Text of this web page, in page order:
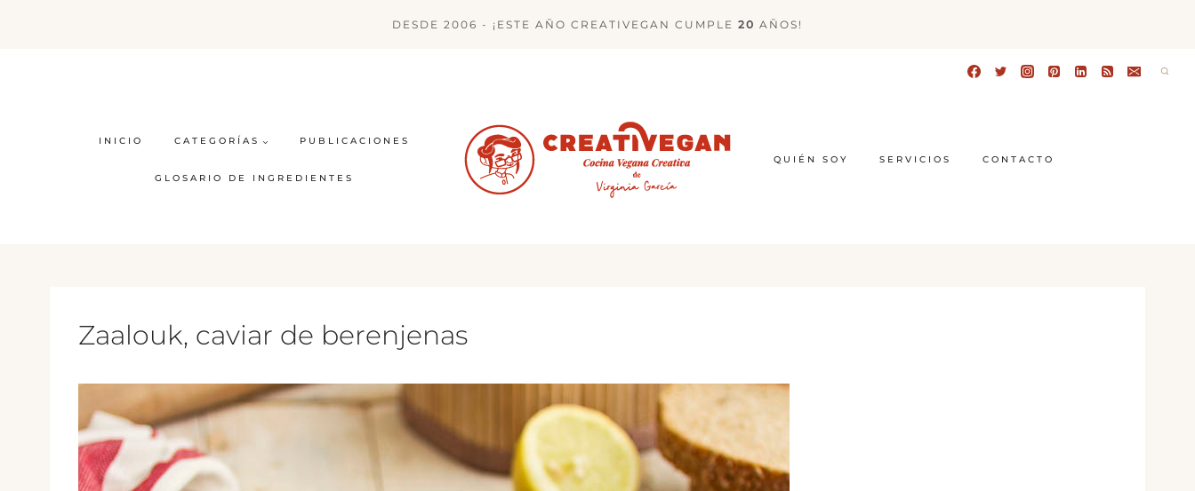
DESDE 2006 - ¡ESTE AÑO CREATIVEGAN CUMPLE 20 AÑOS!
INICIO CATEGORÍAS PUBLICACIONES
GLOSARIO DE INGREDIENTES
QUIÉN SOY SERVICIOS CONTACTO
Zaalouk, caviar de berenjenas